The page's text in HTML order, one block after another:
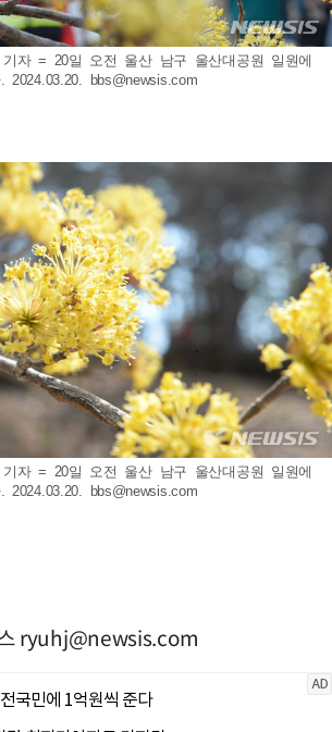
기자 = 20일 오전 울산 남구 울산대공원 일원에
2024.03.20. bbs@newsis.com
기자 = 20일 오전 울산 남구 울산대공원 일원에
2024.03.20.
bbs@newsis.com
ryuhj@newsis.com